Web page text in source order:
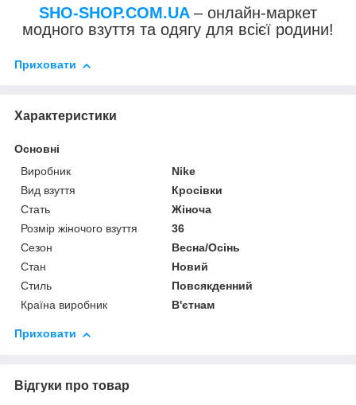
SHO-SHOP.COM.UA – онлайн-маркет
модного взуття та одягу для всієї родини!
Приховати
Характеристики
Основні
Виробник
Nike
Вид взуття
Кросівки
Стать
Жіноча
Розмір жіночого взуття
36
Сезон
Весна/Осінь
Стан
Новий
Стиль
Повсякденний
Країна виробник
В'єтнам
Приховати
Відгуки про товар